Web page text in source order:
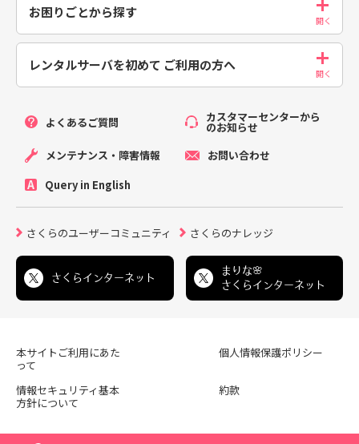
お困りごとから探す
レンタルサーバを初めて ご利用の方へ
よくあるご質問 カスタマーセンターから
のお知らせ
メンテナンス・障害情報
お問い合わせ
Query in English
さくらのユーザーコミュニティ さくらのナレッジ
さくらインターネット
まりな🌸
さくらインターネット
本サイトご利用にあた
って
個人情報保護ポリシー
情報セキュリティ基本
方針について
約款